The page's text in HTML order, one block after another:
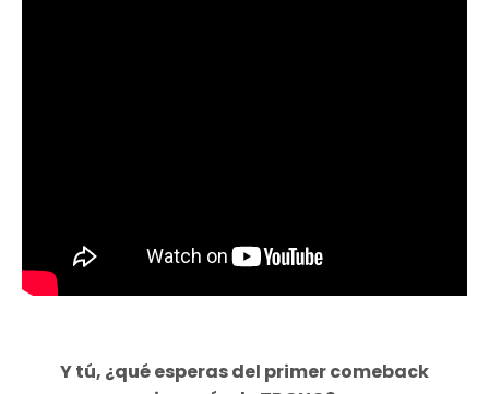
Y tú, ¿qué esperas del primer comeback